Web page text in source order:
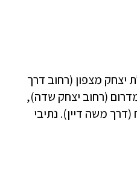
יצחק מצפון (רחוב דרך
(רחוב יצחק שדה),
משה דיין). נתיבי